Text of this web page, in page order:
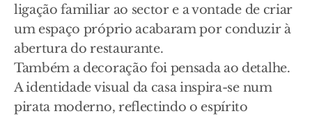
ligação familiar ao sector e a vontade de criar
um espaço próprio acabaram por conduzir à
abertura do restaurante.
Também a decoração foi pensada ao detalhe.
A identidade visual da casa inspira-se num
pirata moderno, reflectindo o espírito